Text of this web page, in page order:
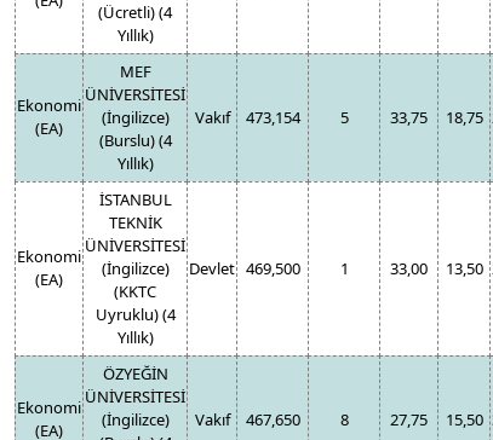
(Ücretli) (4
Yıllık)
Ekonomi
(EA)
MEF
ÜNİVERSİTESİ
(İngilizce)
(Burslu) (4
Yıllık)
Vakıf 473,154 5 33,75 18,75
Ekonomi
(EA)
İSTANBUL
TEKNİK
ÜNİVERSİTESİ
(İngilizce)
(KKTC
Uyruklu) (4
Yıllık)
Devlet 469,500 1 33,00 13,50
Ekonomi
(EA)
ÖZYEĞİN
ÜNİVERSİTESİ
(İngilizce)
Vakıf 467,650 8 27,75 15,50